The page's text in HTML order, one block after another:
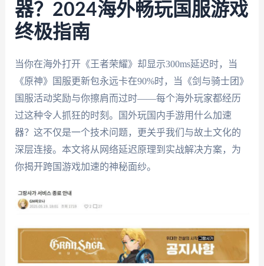
器？2024海外畅玩国服游戏
终极指南
当你在海外打开《王者荣耀》却显示300ms延迟时，当
《原神》国服更新包永远卡在90%时，当《剑与骑士团》
国服活动奖励与你擦肩而过时——每个海外玩家都经历
过这种令人抓狂的时刻。国外玩国内手游用什么加速
器？这不仅是一个技术问题，更关乎我们与故土文化的
深层连接。本文将从网络延迟原理到实战解决方案，为
你揭开跨国游戏加速的神秘面纱。